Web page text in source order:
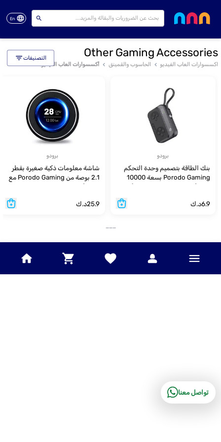
En
Other Gaming Accessories
اكسسوارات العاب الفيديو الحاسوب والقمينق أكسسوارات العاب الفيديو
برودو
بنك الطاقة بتصميم وحدة التحكم
Porodo Gaming بسعة 10000
مللي أمبير في الساعة باللون الأسود
6.9د.ك
برودو
شاشة معلومات ذكية صغيرة بقطر
2.1 بوصة من Porodo Gaming مع
25.9د.ك
التصنيفات
تواصل معنا